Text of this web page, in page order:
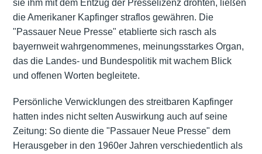
sie ihm mit dem Entzug der Presselizenz drohten, ließen
die Amerikaner Kapfinger straflos gewähren. Die
"Passauer Neue Presse" etablierte sich rasch als
bayernweit wahrgenommenes, meinungsstarkes Organ,
das die Landes- und Bundespolitik mit wachem Blick
und offenen Worten begleitete.
Persönliche Verwicklungen des streitbaren Kapfinger
hatten indes nicht selten Auswirkung auch auf seine
Zeitung: So diente die "Passauer Neue Presse" dem
Herausgeber in den 1960er Jahren verschiedentlich als